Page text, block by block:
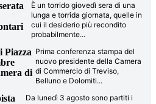
È un torrido giovedì sera di una
lunga e torrida giornata, quelle in
cui il desiderio più recondito
probabilmente...
Piazza
di
Prima conferenza stampa del
nuovo presidente della Camera
di Commercio di Treviso,
Belluno e Dolomiti...
Da lunedì 3 agosto sono partiti i